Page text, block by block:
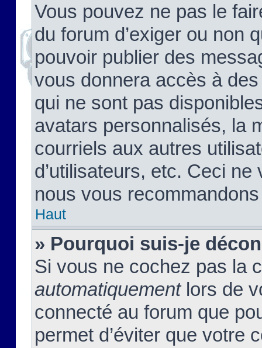
Vous pouvez ne pas le
du forum d’exiger ou non
pouvoir publier des
vous donnera accès à
qui ne sont pas
avatars personnalisés, la
courriels aux autres
d’utilisateurs, etc. Ceci
nous vous
Haut
» Pourquoi suis-je
Si vous ne cochez pas la
automatiquementlors de
connecté au forum que
permet d’éviter que votre